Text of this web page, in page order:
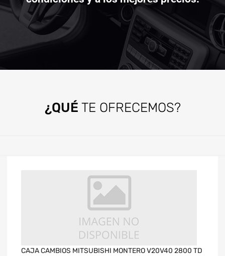
¿QUÉ TE OFRECEMOS?
CAJA CAMBIOS MITSUBISHI MONTERO V20V40 2800 TD